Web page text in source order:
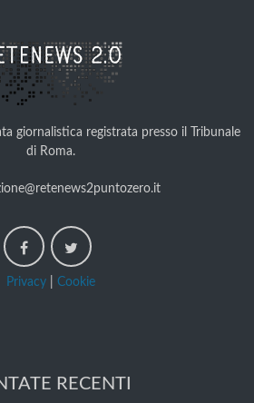
giornalistica registrata presso il Tribunale
di Roma.
Privacy Cookie
RECENTI